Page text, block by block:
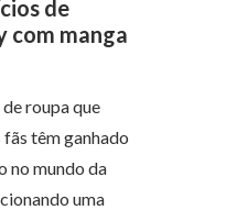
de
com manga
roupa que
têm ganhado
no mundo da
uma